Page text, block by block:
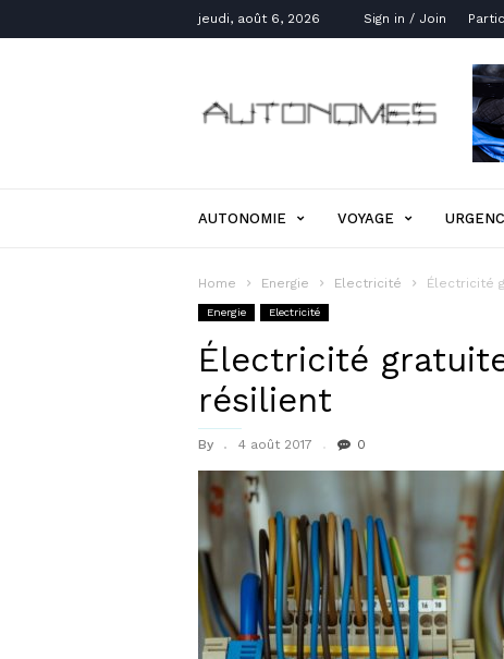
jeudi, août 6, 2026 Sign in / Join
AUTONOMIE VOYAGE
Home Energie Electricité Électricité
Energie Electricité
Électricité
résilient
By 4 août 2017 0